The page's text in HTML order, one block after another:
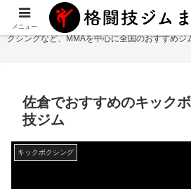
格闘技ジムまとめ
では総合格闘技・柔術・レス
クシングなど、MMAを中心に全国のおすすめジ
佐倉でおすすめのキック
技ジム
キックボクシング
メニュー